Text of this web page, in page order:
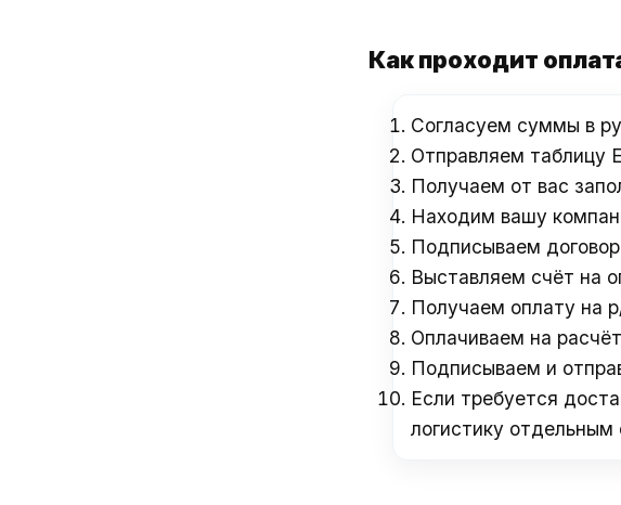
Как проходит
Согласуем суммы в
Отправляем таблицу
Получаем от вас
Находим вашу
Подписываем
Выставляем счёт на
Получаем оплату на
Оплачиваем на
Подписываем и
Если требуется
логистику отдельным